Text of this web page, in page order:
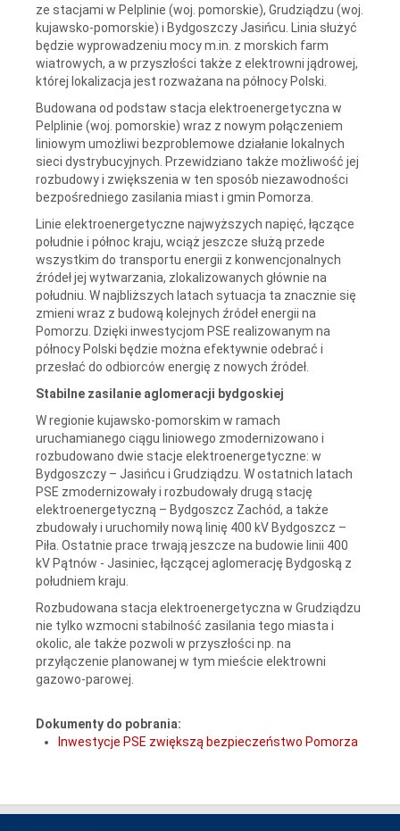
ze stacjami w Pelplinie (woj. pomorskie), Grudziądzu (woj.
kujawsko-pomorskie) i Bydgoszczy Jasińcu. Linia służyć
będzie wyprowadzeniu mocy m.in. z morskich farm
wiatrowych, a w przyszłości także z elektrowni jądrowej,
której lokalizacja jest rozważana na północy Polski.
Budowana od podstaw stacja elektroenergetyczna w
Pelplinie (woj. pomorskie) wraz z nowym połączeniem
liniowym umożliwi bezproblemowe działanie lokalnych
sieci dystrybucyjnych. Przewidziano także możliwość jej
rozbudowy i zwiększenia w ten sposób niezawodności
bezpośredniego zasilania miast i gmin Pomorza.
Linie elektroenergetyczne najwyższych napięć, łączące
południe i północ kraju, wciąż jeszcze służą przede
wszystkim do transportu energii z konwencjonalnych
źródeł jej wytwarzania, zlokalizowanych głównie na
południu. W najbliższych latach sytuacja ta znacznie się
zmieni wraz z budową kolejnych źródeł energii na
Pomorzu. Dzięki inwestycjom PSE realizowanym na
północy Polski będzie można efektywnie odebrać i
przesłać do odbiorców energię z nowych źródeł.
Stabilne zasilanie aglomeracji bydgoskiej
W regionie kujawsko-pomorskim w ramach
uruchamianego ciągu liniowego zmodernizowano i
rozbudowano dwie stacje elektroenergetyczne: w
Bydgoszczy – Jasińcu i Grudziądzu. W ostatnich latach
PSE zmodernizowały i rozbudowały drugą stację
elektroenergetyczną – Bydgoszcz Zachód, a także
zbudowały i uruchomiły nową linię 400 kV Bydgoszcz –
Piła. Ostatnie prace trwają jeszcze na budowie linii 400
kV Pątnów - Jasiniec, łączącej aglomerację Bydgoską z
południem kraju.
Rozbudowana stacja elektroenergetyczna w Grudziądzu
nie tylko wzmocni stabilność zasilania tego miasta i
okolic, ale także pozwoli w przyszłości np. na
przyłączenie planowanej w tym mieście elektrowni
gazowo-parowej.
Dokumenty do pobrania:
Inwestycje PSE zwiększą bezpieczeństwo Pomorza